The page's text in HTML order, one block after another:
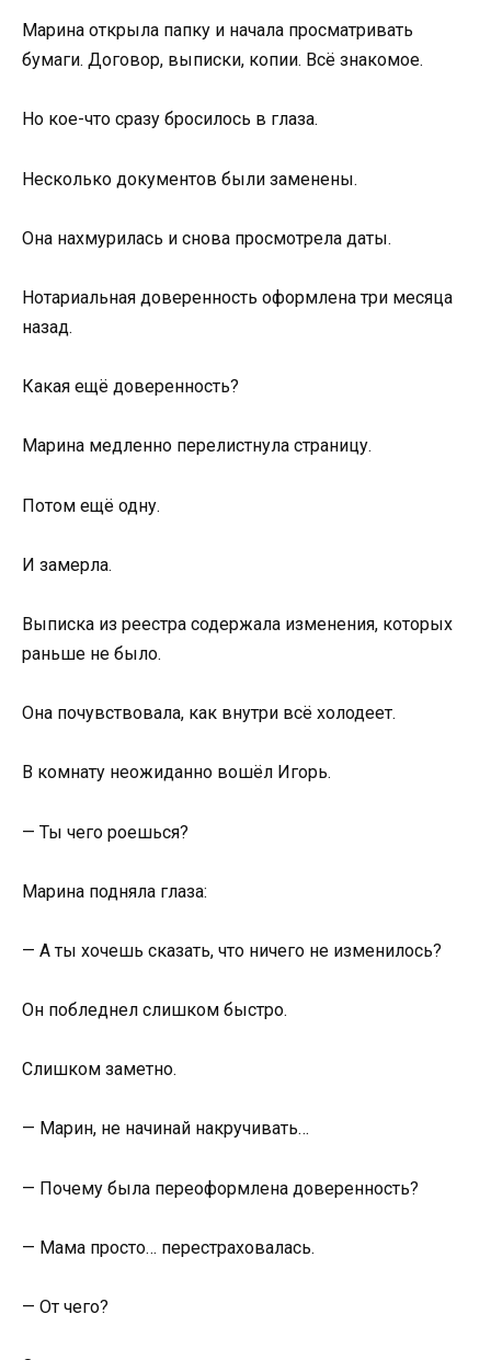
Марина открыла папку и начала просматривать
бумаги. Договор, выписки, копии. Всё знакомое.
Но кое-что сразу бросилось в глаза.
Несколько документов были заменены.
Она нахмурилась и снова просмотрела даты.
Нотариальная доверенность оформлена три месяца
назад.
Какая ещё доверенность?
Марина медленно перелистнула страницу.
Потом ещё одну.
И замерла.
Выписка из реестра содержала изменения, которых
раньше не было.
Она почувствовала, как внутри всё холодеет.
В комнату неожиданно вошёл Игорь.
— Ты чего роешься?
Марина подняла глаза:
— А ты хочешь сказать, что ничего не изменилось?
Он побледнел слишком быстро.
Слишком заметно.
— Марин, не начинай накручивать…
— Почему была переоформлена доверенность?
— Мама просто… перестраховалась.
— От чего?